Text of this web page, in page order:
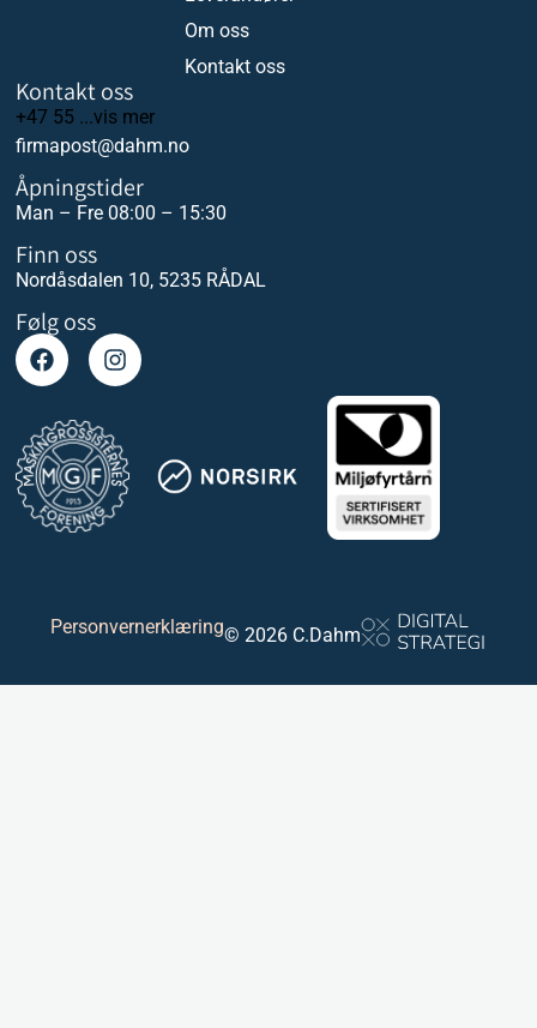
Om oss
Kontakt oss
Kontakt oss
+47 55 ...vis mer
firmapost@dahm.no
Åpningstider
Man – Fre 08:00 – 15:30
Finn oss
Nordåsdalen 10, 5235 RÅDAL
Følg oss
Personvernerklæring© 2026 C.Dahm